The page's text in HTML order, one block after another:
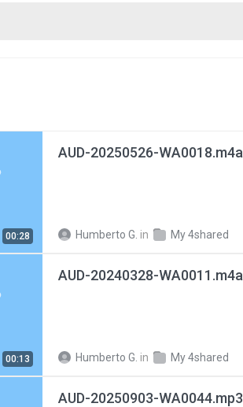
00:28
AUD-20250526-WA0018.m4a
Humberto G. in My 4shared
00:13
AUD-20240328-WA0011.m4a
Humberto G. in My 4shared
AUD-20250903-WA0044.mp3